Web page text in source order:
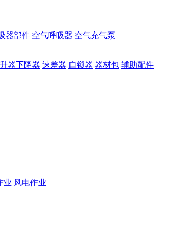
器部件 空气呼吸器 空气充气泵
升器下降器 速差器 自锁器 器材包 辅助配件
业 风电作业